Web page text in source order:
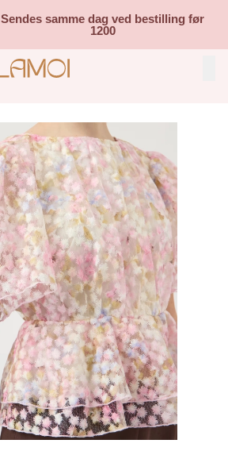
Sendes samme dag ved bestilling før
1200